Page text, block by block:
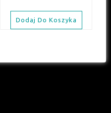
Dodaj Do Koszyka